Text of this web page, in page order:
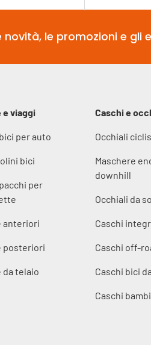
le promozioni e gli
e viaggi
per auto
bici
per
anteriori
posteriori
da telaio
Caschi e
Occhiali
Maschere
downhill
Occhiali da
Caschi
Caschi off-
Caschi bici
Caschi